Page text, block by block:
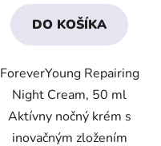
4,0
z
hviezdičiek.
DO KOŠÍKA
ForeverYoung Repairing
Night Cream, 50 ml
Aktívny nočný krém s
inovačným zložením